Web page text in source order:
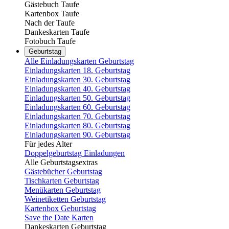
Gästebuch Taufe
Kartenbox Taufe
Nach der Taufe
Dankeskarten Taufe
Fotobuch Taufe
Geburtstag
Alle Einladungskarten Geburtstag
Einladungskarten 18. Geburtstag
Einladungskarten 30. Geburtstag
Einladungskarten 40. Geburtstag
Einladungskarten 50. Geburtstag
Einladungskarten 60. Geburtstag
Einladungskarten 70. Geburtstag
Einladungskarten 80. Geburtstag
Einladungskarten 90. Geburtstag
Für jedes Alter
Doppelgeburtstag Einladungen
Alle Geburtstagsextras
Gästebücher Geburtstag
Tischkarten Geburtstag
Menükarten Geburtstag
Weinetiketten Geburtstag
Kartenbox Geburtstag
Save the Date Karten
Dankeskarten Geburtstag